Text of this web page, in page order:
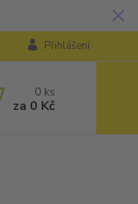
Přihlášení
0 ks
za 0 Kč